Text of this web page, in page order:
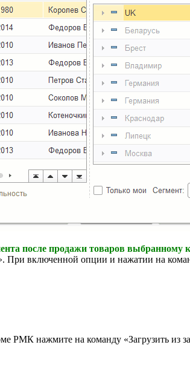
после продажи товаров выбранному
При включенной опции и нажатии на
РМК нажмите на команду «Загрузить из